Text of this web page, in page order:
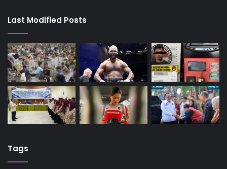
Last Modified Posts
Tags